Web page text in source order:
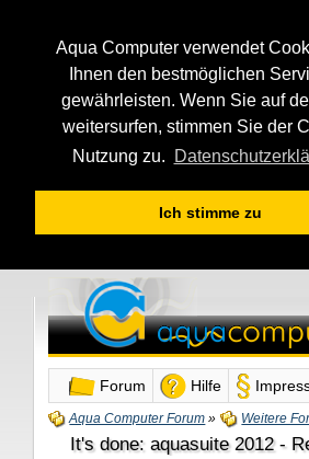
Aqua Computer verwendet
Ihnen den bestmöglichen
gewährleisten. Wenn Sie auf
weitersurfen, stimmen Sie der
Nutzung zu.
Ich stimme zu
Forum Hilfe
Aqua Computer Forum » Weitere
It's done: aquasuite 2012 -